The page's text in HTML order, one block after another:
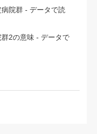
院群 - データで読
2の意味 - データで